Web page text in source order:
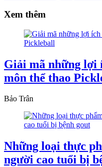
Xem thêm
Giải mã những lợi
môn thể thao
Bảo Trân
Những loại thực
người cao tuổi bị